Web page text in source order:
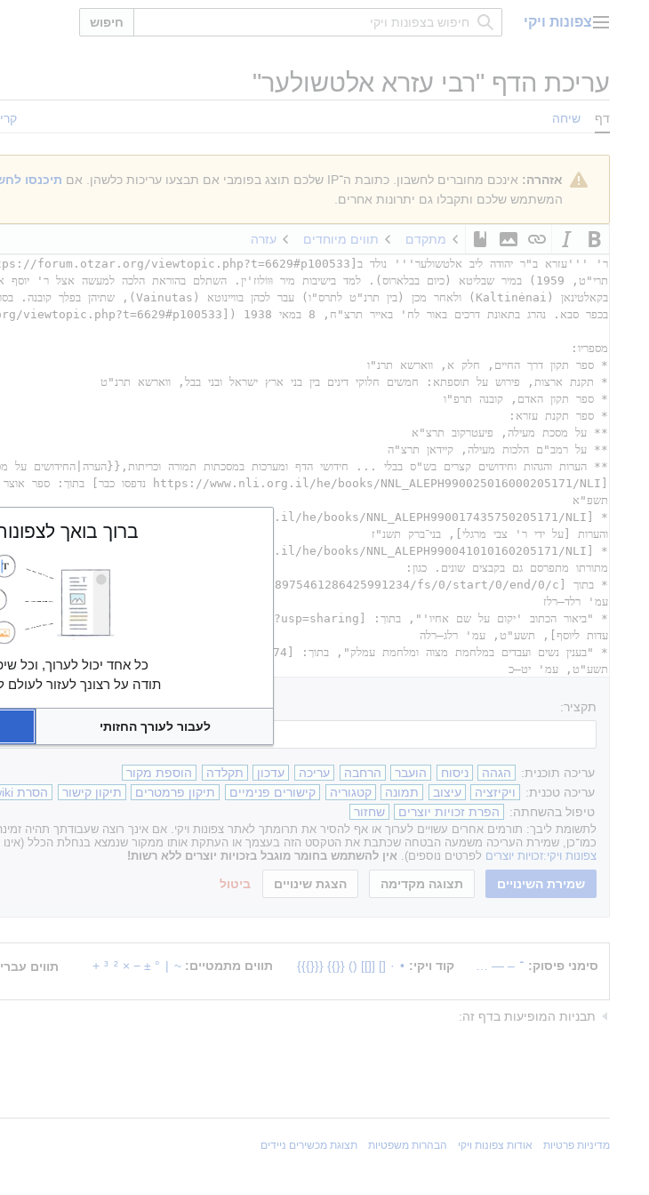
תפריט ראשי
צפונות ויקי חיפוש
עריכת הדף "רבי עזרא אלטשולער"
דף שיחה
אזהרה: אינכם מחוברים לחשבון. כתובת ה־IP שלכם תוצג בפומבי אם תבצעו עריכות כלשהן. אם תיכנסו
המשתמש שלכם ותקבלו גם יתרונות אחרים.
מתקדם תווים מיוחדים עזרה
תקציר:
עריכה תוכנית: הגהה ניסוח הועבר הרחבה עריכה עדכון תקלדה
הוספת מקור
עריכה טכנית:
ויקיזציה עיצוב תמונה קטגוריה קישורים פנימיים תיקון פרמטרים תיקון קישור
הסרת no-wiki
טיפול בהשחתה:
הפרת זכויות יוצרים שחזור
לתשומת ליבך: תורמים אחרים עשויים לערוך או אף להסיר את תרומתך לאתר צפונות ויקי. אם אינך רוצה שעבודתך תהיה
כמו־כן, שמירת העריכה משמעה הבטחה שכתבת את הטקסט הזה בעצמך או העתקת אותו ממקור שנמצא בנחלת הכלל (אינו
צפונות ויקי:זכויות יוצרים לפרטים נוספים). אין להשתמש בחומר מוגבל בזכויות יוצרים ללא רשות!
ביטול
סימני פיסוק: ־ –
— קוד ויקי: •
·
[]
[[]]
()
{{}}
{{{}}} תווים מתמטיים: ~
|
°
±
−
×
²
³
+ תווים
תבניות המופיעות בדף זה:
מדיניות פרטיות אודות צפונות ויקי הבהרות משפטיות תצוגת מכשירים ניידים
ברוך בואך
כל אחד יכול לערוך, וכל
תודה על רצונך לעזור לעולם
לעבור לעורך החזותי